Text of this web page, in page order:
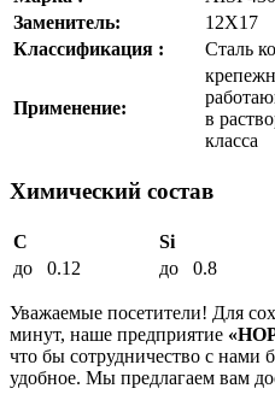
Заменитель:
12Х17
Классификация :
Сталь
Применение:
в
класса
Химический состав
C Si
до 0.12
до 0.8
Уважаемые посетители! Для
минут, наше предприятие
что бы сотрудничество с нами
удобное. Мы предлагаем вам